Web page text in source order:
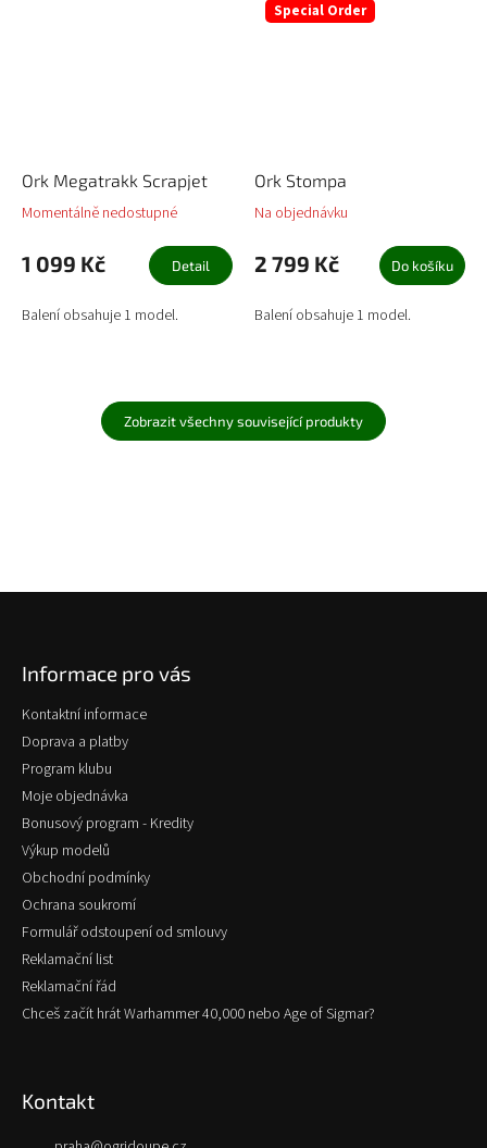
Ork Megatrakk Scrapjet
Momentálně nedostupné
1 099 Kč Detail
Balení obsahuje 1 model.
Special Order
Ork Stompa
Na objednávku
2 799 Kč Do košíku
Balení obsahuje 1 model.
Zobrazit všechny související produkty
Informace pro vás
Kontaktní informace
Doprava a platby
Program klubu
Moje objednávka
Bonusový program - Kredity
Výkup modelů
Obchodní podmínky
Ochrana soukromí
Formulář odstoupení od smlouvy
Reklamační list
Reklamační řád
Chceš začít hrát Warhammer 40,000 nebo Age of Sigmar?
Kontakt